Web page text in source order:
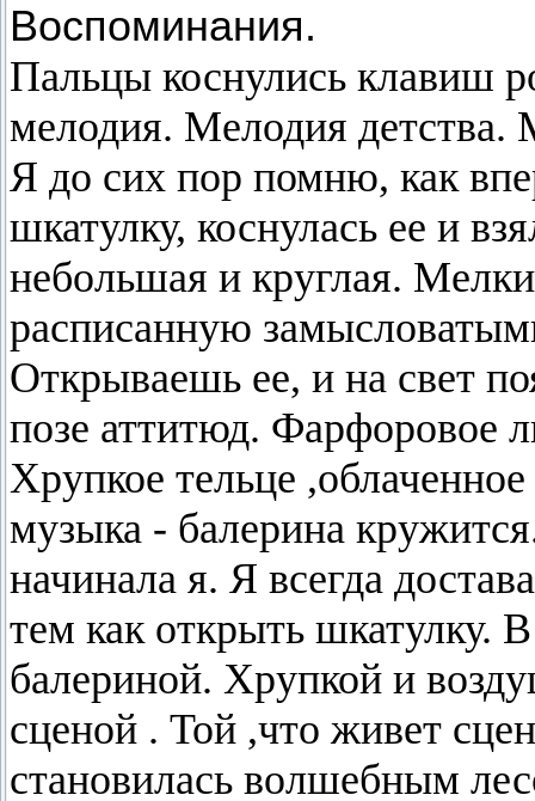
Воспоминания.
Пальцы коснулись клавиш
мелодия. Мелодия детства.
Я до сих пор помню, как
шкатулку, коснулась ее и
небольшая и круглая.
расписанную
Открываешь ее, и на свет
позе аттитюд. Фарфоровое
Хрупкое тельце
музыка - балерина
начинала я. Я всегда
тем как открыть шкатулку.
балериной. Хрупкой и
сценой . Той ,что живет
становилась волшебным